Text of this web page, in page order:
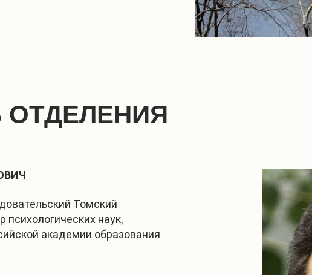
ОТДЕЛЕНИЯ
Томский
психологических наук,
академии образования